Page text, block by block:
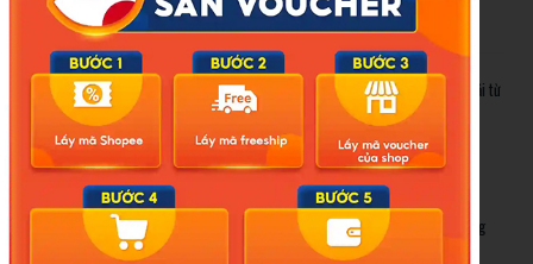
Gần 1.200 tỷ đồng xóa ‘mù bơi’ cho học sinh TP.HCM: Lời giải từ
chính sách hỗ trợ trực tiếp
Related Posts
Bão số 3 hình thành trên Biển Đông: Vì sao không ảnh hưởng
đất liền vẫn cần cảnh giác cao độ?